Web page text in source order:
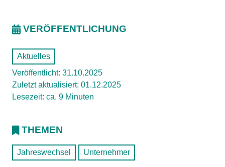
VERÖFFENTLICHUNG
Aktuelles
Veröffentlicht: 31.10.2025
Zuletzt aktualisiert: 01.12.2025
Lesezeit: ca. 9 Minuten
THEMEN
Jahreswechsel Unternehmer